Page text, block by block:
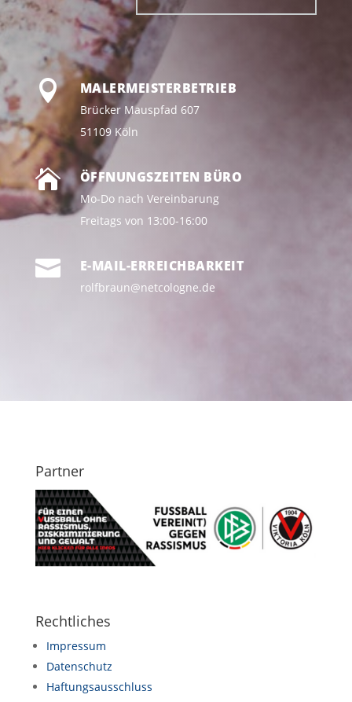
 MALERMEISTERBETRIEB
Brücker Mauspfad 607
51109 Köln
 ÖFFNUNGSZEITEN BÜRO
Mo-Do nach Vereinbarung
Freitags von 13:00-16:00
 E-MAIL-ERREICHBARKEIT
rolfbraun@netcologne.de
Partner
Rechtliches
Impressum
Datenschutz
Haftungsausschluss